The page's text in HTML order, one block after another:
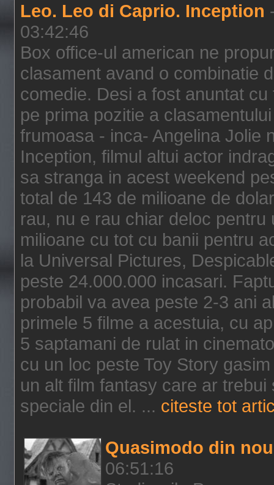
Leo. Leo di Caprio. Inception
03:42:46
Box office-ul american ne
clasament avand o combinatie
comedie. Desi a fost anuntat
pe prima pozitie a
frumoasa - inca- Angelina Jolie
Inception, filmul altui actor
sa stranga in acest weekend
total de 143 de milioane de
rau, nu e rau chiar deloc
milioane cu tot cu banii pentru
la Universal Pictures,
peste 24.000.000 incasari.
probabil va avea peste 2-3 ani
primele 5 filme a acestuia, cu
5 saptamani de rulat in
cu un loc peste Toy Story
un alt film fantasy care ar
speciale din el. ... citeste tot
Quasimodo din
06:51:16